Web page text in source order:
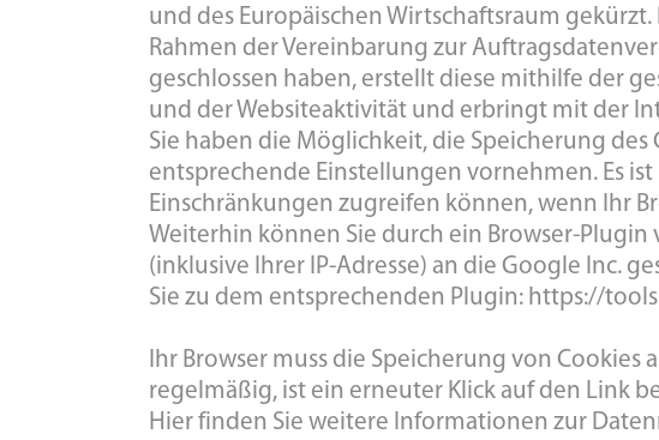
und des Europäischen Wirtschaftsraum
Rahmen der Vereinbarung zur
geschlossen haben, erstellt diese mithilfe der
und der Websiteaktivität und erbringt mit der
Sie haben die Möglichkeit, die Speicherung
entsprechende Einstellungen vornehmen. Es
Einschränkungen zugreifen können, wenn Ihr
Weiterhin können Sie durch ein Browser-
(inklusive Ihrer IP-Adresse) an die Google Inc.
Sie zu dem entsprechenden Plugin: https://
Ihr Browser muss die Speicherung von
regelmäßig, ist ein erneuter Klick auf den Link
Hier finden Sie weitere Informationen zur